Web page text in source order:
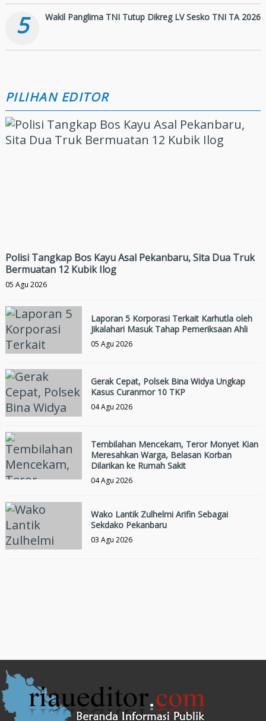
5 Wakil Panglima TNI Tutup Dikreg LV Sesko TNI TA 2026
PILIHAN EDITOR
Polisi Tangkap Bos Kayu Asal Pekanbaru, Sita Dua Truk
Bermuatan 12 Kubik Ilog
05 Agu 2026
Laporan 5 Korporasi Terkait Karhutla oleh
Jikalahari Masuk Tahap Pemeriksaan Ahli
05 Agu 2026
Gerak Cepat, Polsek Bina Widya Ungkap
Kasus Curanmor 10 TKP
04 Agu 2026
Tembilahan Mencekam, Teror Monyet Kian
Meresahkan Warga, Belasan Korban
Dilarikan ke Rumah Sakit
04 Agu 2026
Wako Lantik Zulhelmi Arifin Sebagai
Sekdako Pekanbaru
03 Agu 2026